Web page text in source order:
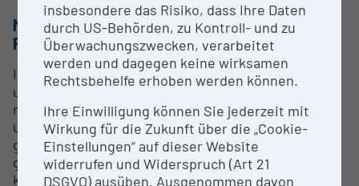
METHODEN & EXPERTISE ZUR
FORSCHUNGSINFRASTRUKTUR
Im Rahmen der Charkterisierung von Nanopartikeln
und Kolloiden kann mit diesem Gerät die
massenbezogene Größenverteilung von Partikeln
und Makromolekülen zwischen 1 und 1000 nm
gemessen werden. Da die Partikel in dem Gerät
größenabhängig voneinander getrennt werden,
können mit nachgeschalteten Detektoren die
insbesondere das Risiko, dass Ihre Daten
durch US-Behörden, zu Kontroll- und zu
Überwachungszwecken, verarbeitet
werden und dagegen keine wirksamen
Rechtsbehelfe erhoben werden können.
Ihre Einwilligung können Sie jederzeit mit
Wirkung für die Zukunft über die „Cookie-
Einstellungen“ auf dieser Website
widerrufen und Widerspruch (Art 21
DSGVO) ausüben. Ausgenommen davon